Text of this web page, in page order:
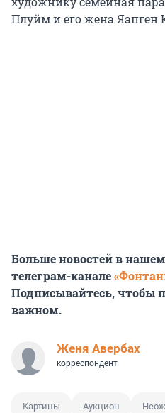
Плуйм и его жена Яапген
Больше новостей в
телеграм-канале
Подписывайтесь, чтобы
важном.
Женя Авербах
корреспондент
Картины Аукцион